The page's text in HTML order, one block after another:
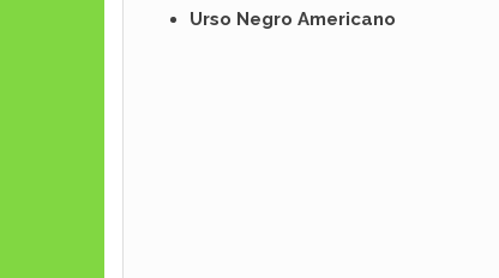
Urso Negro Americano